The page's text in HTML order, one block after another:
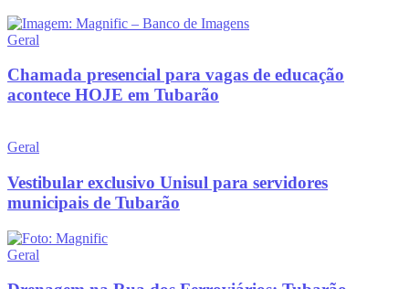
Geral
Chamada presencial para vagas de educação
acontece HOJE em Tubarão
Geral
Vestibular exclusivo Unisul para servidores
municipais de Tubarão
Geral